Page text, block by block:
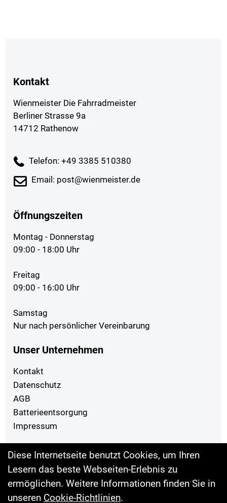
Kontakt
Wienmeister Die Fahrradmeister
Berliner Strasse 9a
14712 Rathenow
Telefon: +49 3385 510380
Email: post@wienmeister.de
Öffnungszeiten
Montag - Donnerstag
09:00 - 18:00 Uhr
Freitag
09:00 - 16:00 Uhr
Samstag
Nur nach persönlicher Vereinbarung
Unser Unternehmen
Kontakt
Datenschutz
AGB
Batterieentsorgung
Impressum
Ihr Einkauf
Sonderangebote
Diese Internetseite benutzt Cookies, um Ihren
Lesern das beste Webseiten-Erlebnis zu
ermöglichen. Weitere Informationen finden Sie in
unseren Cookie-Richtlinien.